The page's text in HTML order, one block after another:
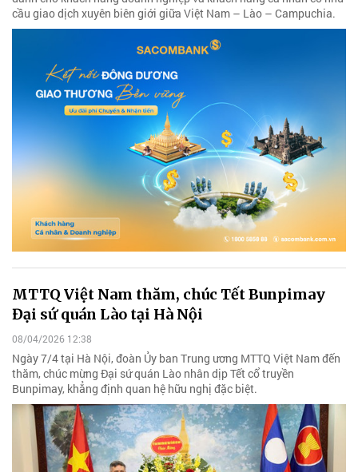
cầu giao dịch xuyên biên giới giữa Việt Nam – Lào – Campuchia.
MTTQ Việt Nam thăm, chúc Tết Bunpimay
Đại sứ quán Lào tại Hà Nội
08/04/2026 12:38
Ngày 7/4 tại Hà Nội, đoàn Ủy ban Trung ương MTTQ Việt Nam đến
thăm, chúc mừng Đại sứ quán Lào nhân dịp Tết cổ truyền
Bunpimay, khẳng định quan hệ hữu nghị đặc biệt.